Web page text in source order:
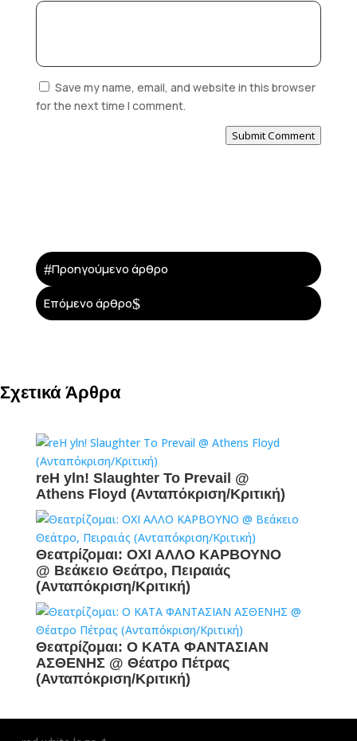
Save my name, email, and website in this browser
for the next time I comment.
Submit Comment
#Προηγούμενο άρθρο
Επόμενο άρθρο$
Σχετικά Άρθρα
reH yln! Slaughter To Prevail @
Athens Floyd (Ανταπόκριση/Κριτική)
Θεατρίζομαι: ΟΧΙ ΑΛΛΟ ΚΑΡΒΟΥΝΟ
@ Βεάκειο Θεάτρο, Πειραιάς
(Ανταπόκριση/Κριτική)
Θεατρίζομαι: Ο ΚΑΤΑ ΦΑΝΤΑΣΙΑΝ
ΑΣΘΕΝΗΣ @ Θέατρο Πέτρας
(Ανταπόκριση/Κριτική)